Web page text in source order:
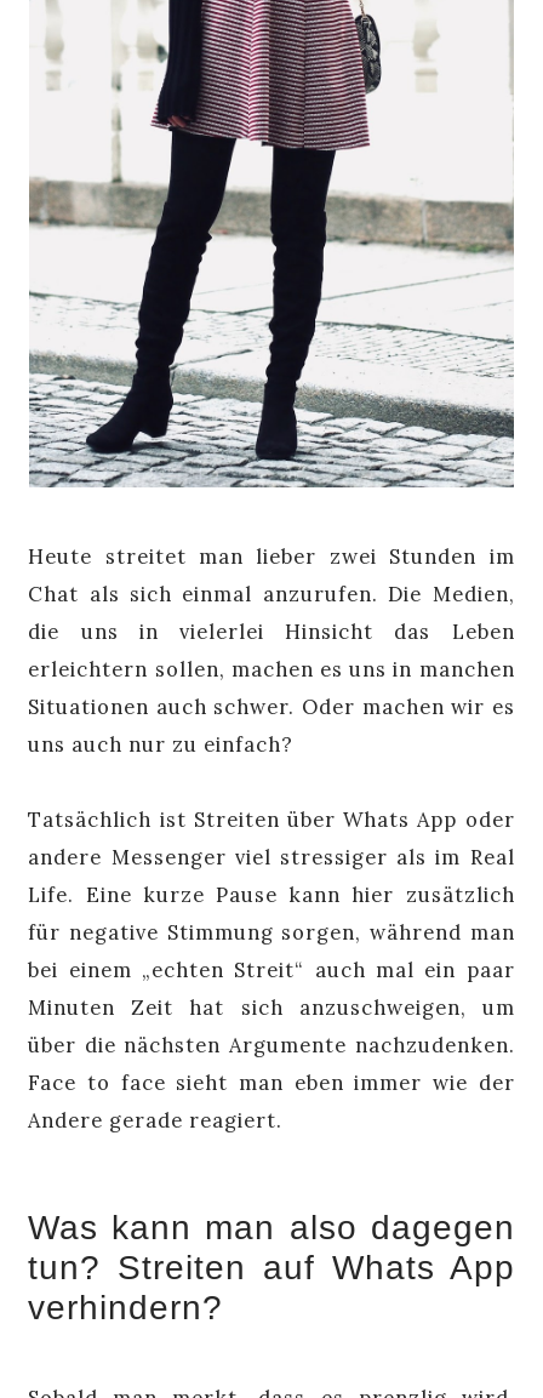
Heute streitet man lieber zwei Stunden im
Chat als sich einmal anzurufen. Die Medien,
die uns in vielerlei Hinsicht das Leben
erleichtern sollen, machen es uns in manchen
Situationen auch schwer. Oder machen wir es
uns auch nur zu einfach?
Tatsächlich ist Streiten über Whats App oder
andere Messenger viel stressiger als im Real
Life. Eine kurze Pause kann hier zusätzlich
für negative Stimmung sorgen, während man
bei einem „echten Streit“ auch mal ein paar
Minuten Zeit hat sich anzuschweigen, um
über die nächsten Argumente nachzudenken.
Face to face sieht man eben immer wie der
Andere gerade reagiert.
Was kann man also dagegen
tun? Streiten auf Whats App
verhindern?